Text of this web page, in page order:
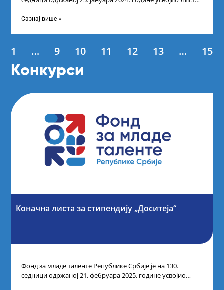
Сазнај више »
1 … 9 10 11 12 13 … 15
Конкурси
Коначна листа за стипендију „Доситеја“
Фонд за младе таленте Републике Србије је на 130.
седници одржаној 21. фебруара 2025. године усвојио